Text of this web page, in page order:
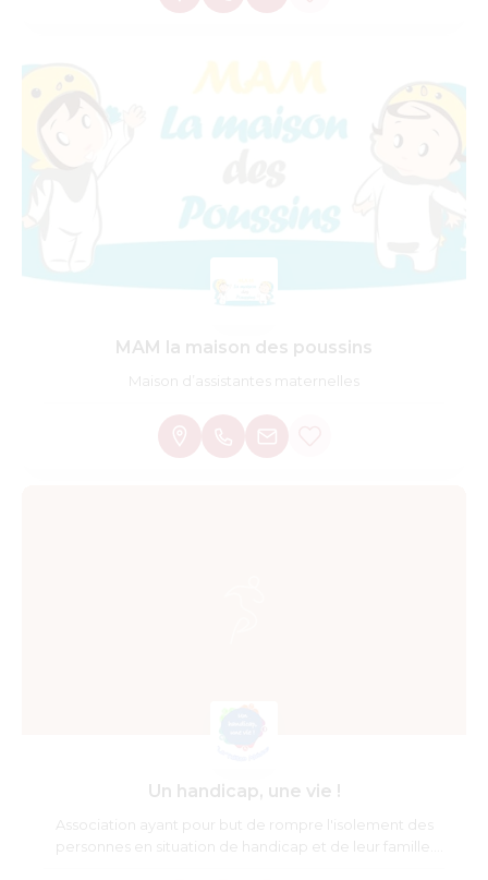
MAM la maison des poussins
Maison d’assistantes maternelles
Un handicap, une vie !
Association ayant pour but de rompre l'isolement des
personnes en situation de handicap et de leur famille.